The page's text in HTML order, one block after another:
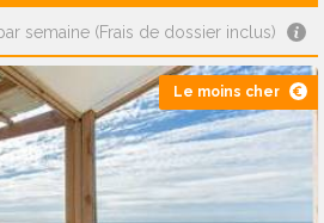
semaine (Frais de dossier inclus)
Le moins cher